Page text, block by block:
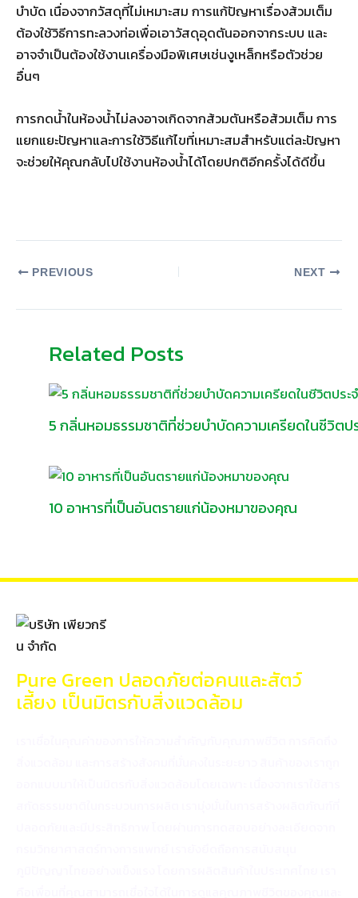
บำบัด เนื่องจากวัสดุที่ไม่เหมาะสม การแก้ปัญหาเรื่องส้วมเต็ม
ต้องใช้วิธีการทะลวงท่อเพื่อเอาวัสดุอุดตันออกจากระบบ และ
อาจจำเป็นต้องใช้งานเครื่องมือพิเศษเช่นงูเหล็กหรือตัวช่วย
อื่นๆ
การกดน้ำในห้องน้ำไม่ลงอาจเกิดจากส้วมตันหรือส้วมเต็ม การ
แยกแยะปัญหาและการใช้วิธีแก้ไขที่เหมาะสมสำหรับแต่ละปัญหา
จะช่วยให้คุณกลับไปใช้งานห้องน้ำได้โดยปกติอีกครั้งได้ดีขึ้น
PREVIOUS NEXT
Related Posts
5 กลิ่นหอมธรรมชาติที่ช่วยบำบัดความเครียดในชีวิตป
10 อาหารที่เป็นอันตรายแก่น้องหมาของคุณ
Pure Green ปลอดภัยต่อคนและสัตว์
เลี้ยง เป็นมิตรกับสิ่งแวดล้อม